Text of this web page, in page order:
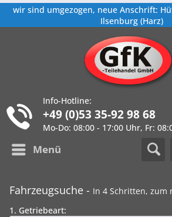
wir sind umgezogen, neue Anschrift:
Ilsenburg (Harz)
Info-Hotline:
+49 (0)53 35-92 98 68
Mo-Do: 08:00 - 17:00 Uhr, Fr:
Menü
Fahrzeugsuche - In 4 Schritten, zum
1. Getriebeart: